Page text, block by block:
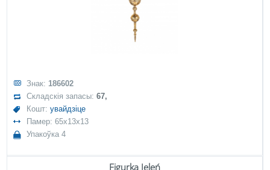
Знак: 186602
Складскія запасы:67,
Кошт:увайдзіце
Памер: 65x13x13
Упакоўка 4
Figurka Jeleń